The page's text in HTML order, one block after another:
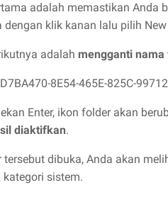
adalah memastikan Anda
dengan klik kanan lalu pilih New
adalah mengganti
8E54-465E-825C-
Enter, ikon folder akan
diaktifkan.
tersebut dibuka, Anda akan
kategori sistem.